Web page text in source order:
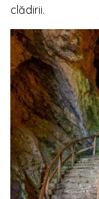
clădirii.